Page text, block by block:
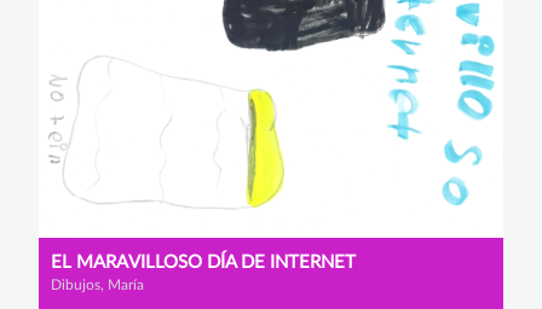
EL MARAVILLOSO DÍA DE INTERNET
Dibujos, María